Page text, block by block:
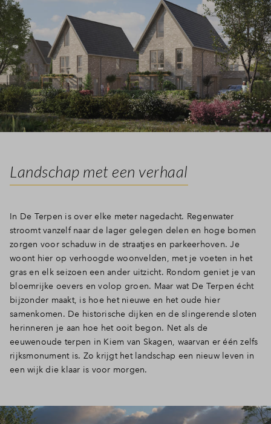
Landschap met een verhaal
In De Terpen is over elke meter nagedacht. Regenwater
stroomt vanzelf naar de lager gelegen delen en hoge bomen
zorgen voor schaduw in de straatjes en parkeerhoven. Je
woont hier op verhoogde woonvelden, met je voeten in het
gras en elk seizoen een ander uitzicht. Rondom geniet je van
bloemrijke oevers en volop groen. Maar wat De Terpen écht
bijzonder maakt, is hoe het nieuwe en het oude hier
samenkomen. De historische dijken en de slingerende sloten
herinneren je aan hoe het ooit begon. Net als de
eeuwenoude terpen in Kiem van Skagen, waarvan er één zelfs
rijksmonument is. Zo krijgt het landschap een nieuw leven in
een wijk die klaar is voor morgen.